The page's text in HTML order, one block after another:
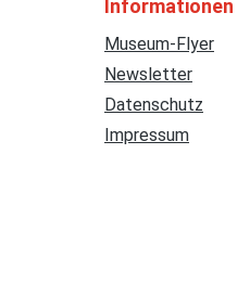
Informationen
Museum-Flyer
Newsletter
Datenschutz
Impressum